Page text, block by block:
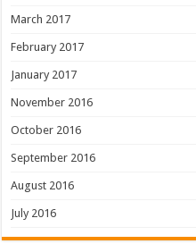
March 2017
February 2017
January 2017
November 2016
October 2016
September 2016
August 2016
July 2016